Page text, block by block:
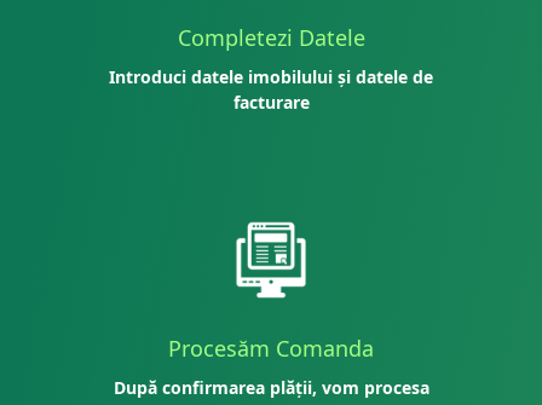
Completezi Datele
Introduci datele imobilului și datele de
facturare
Procesăm Comanda
După confirmarea plății, vom procesa